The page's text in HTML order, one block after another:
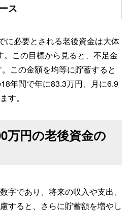
ス
に必要とされる老後資金は大体
この目標から見ると、不足金
この金額を均等に貯蓄すると
年間で年に83.3万円、月に6.9
す。
万円の老後資金の
字であり、将来の収入や支出、
すると、さらに貯蓄額を増やし